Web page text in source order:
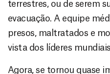
terrestres, ou de serem
evacuação. A equipe
presos, maltratados e
vista dos líderes
Agora, se tornou quase